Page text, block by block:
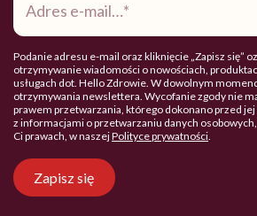
mail*
Podanie adresu e-mail oraz kliknięcie „Zapisz się”
otrzymywanie wiadomości o nowościach,
usługach dot. Hello Zdrowie. W dowolnym
otrzymywania newslettera. Wycofanie zgody nie
prawem przetwarzania, którego dokonano przed
z informacjami o przetwarzaniu danych
Ci prawach, w naszejPolityce prywatności.
Zapisz się